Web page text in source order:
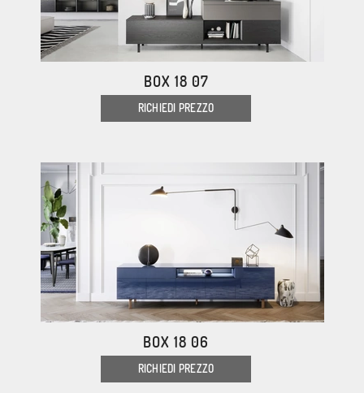
BOX 18 07
RICHIEDI PREZZO
BOX 18 06
RICHIEDI PREZZO